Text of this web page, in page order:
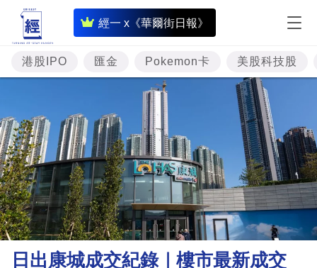
經一 x《華爾街日報》
即
時
財
經
題
投
資
樓
市
理
財
港股IPO 匯金 Pokemon卡 美股科技股
日出康城成交紀錄｜樓市最新成交